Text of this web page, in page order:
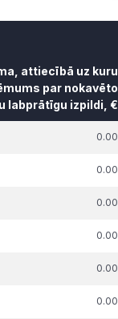
attiecībā uz kuru
par nokavēto
labprātīgu izpildi, €
labprātīgu izpildi, €
0.00
0.00
0.00
0.00
0.00
0.00